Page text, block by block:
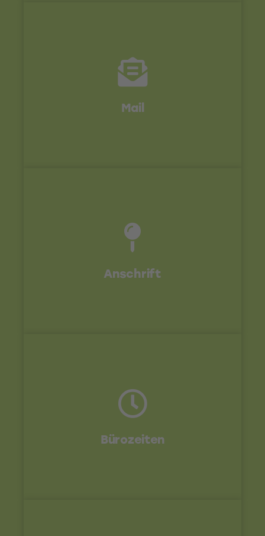
Mail
Zentrale
office@uhv96.de
Anschrift
Unterhaltungsverband Nr. 96 "Hase-Bever"
Bürozeiten
Montag - Donnerstag: 8.00 - 16.00 Uhr sowie